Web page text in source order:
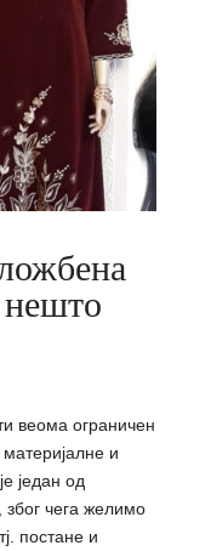
веома ограничен
и
један од
због чега желимо
постане и